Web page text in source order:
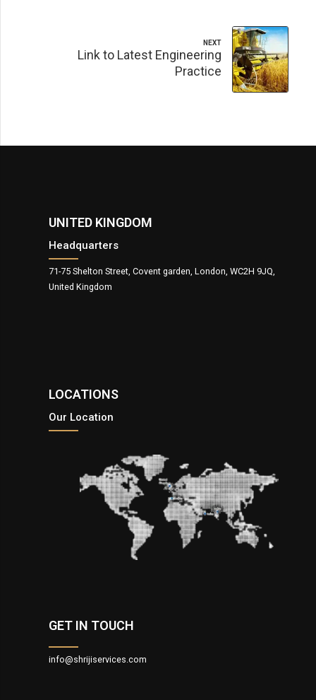
NEXT
Link to Latest Engineering
Practice
UNITED KINGDOM
Headquarters
71-75 Shelton Street, Covent garden, London, WC2H 9JQ,
United Kingdom
LOCATIONS
Our Location
GET IN TOUCH
info@shrijiservices.com